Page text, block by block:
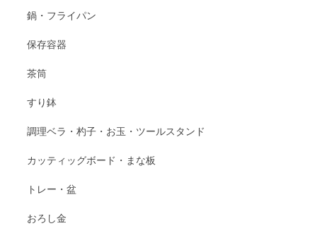
鍋・フライパン
保存容器
茶筒
すり鉢
調理ベラ・杓子・お玉・ツールスタンド
カッティッグボード・まな板
トレー・盆
おろし金